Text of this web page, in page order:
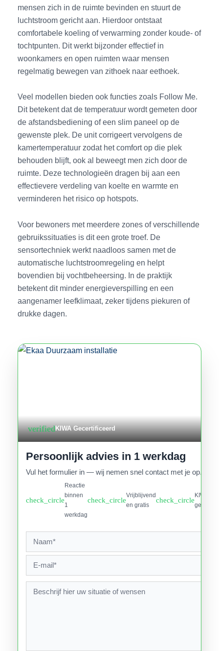
mensen zich in de ruimte bevinden en stuurt de
luchtstroom gericht aan. Hierdoor ontstaat
comfortabele koeling of verwarming zonder koude- of
tochtpunten. Dit werkt bijzonder effectief in
woonkamers en open ruimten waar mensen
regelmatig bewegen van zithoek naar eethoek.
Veel modellen bieden ook functies zoals Follow Me.
Dit betekent dat de temperatuur wordt gemeten door
de afstandsbediening of een slim paneel op de
gewenste plek. De unit corrigeert vervolgens de
kamertemperatuur zodat het comfort op die plek
behouden blijft, ook al beweegt men zich door de
ruimte. Deze technologieën dragen bij aan een
effectievere verdeling van koelte en warmte en
verminderen het risico op hotspots.
Voor bewoners met meerdere zones of verschillende
gebruikssituaties is dit een grote troef. De
sensortechniek werkt naadloos samen met de
automatische luchtstroomregeling en helpt
bovendien bij vochtbeheersing. In de praktijk
betekent dit minder energieverspilling en een
aangenamer leefklimaat, zeker tijdens piekuren of
drukke dagen.
verifiedKIWA Gecertificeerd
Persoonlijk advies in 1 werkdag
Vul het formulier in — wij nemen snel contact met je op.
check_circle
Reactie
binnen
1
werkdag
check_circle
Vrijblijvend
en gratis
check_circle
KIWA